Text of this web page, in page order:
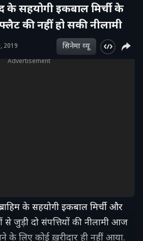
के सहयोगी इकबाल मिर्ची के
की नहीं हो सकी नीलामी
2019 सिनेमा व्‍यू
Advertisement
के सहयोगी इकबाल मिर्ची और
जुड़ी दो संपत्तियों की नीलामी आज
के लिए कोई ख़रीदार ही नहीं आया.